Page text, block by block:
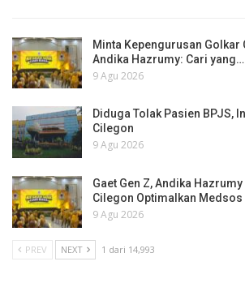
Minta Kepengurusan Golkar
Andika Hazrumy: Cari yang…
9 Agu 2026
Diduga Tolak Pasien BPJS,
Cilegon
9 Agu 2026
Gaet Gen Z, Andika
Cilegon Optimalkan Medsos
9 Agu 2026
PREV NEXT 1 dari 14,993